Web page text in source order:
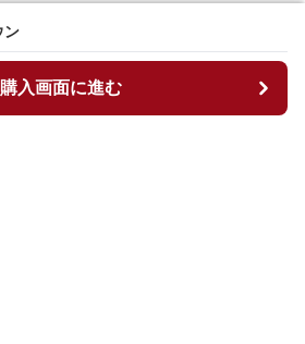
ン
購入画面に進む
ン
購入画面に進む